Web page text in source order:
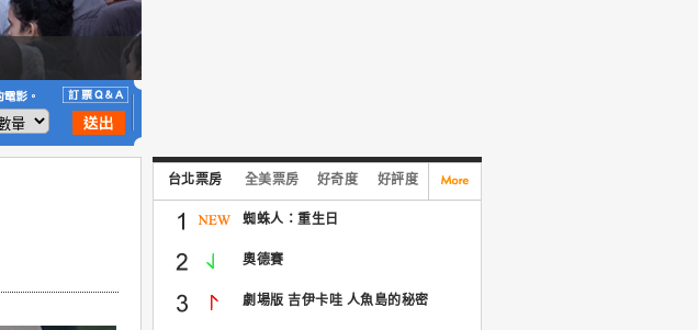
台北票房 全美票房 好奇度 好評度
蜘蛛人：重生日
奧德賽
劇場版 吉伊卡哇 人魚島的秘密